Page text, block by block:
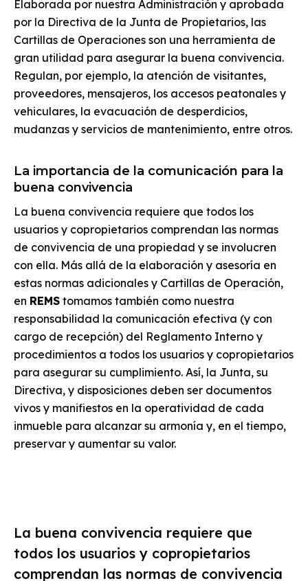
Elaborada por nuestra Administración y aprobada
por la Directiva de la Junta de Propietarios, las
Cartillas de Operaciones son una herramienta de
gran utilidad para asegurar la buena convivencia.
Regulan, por ejemplo, la atención de visitantes,
proveedores, mensajeros, los accesos peatonales y
vehiculares, la evacuación de desperdicios,
mudanzas y servicios de mantenimiento, entre otros.
La importancia de la comunicación para la
buena convivencia
La buena convivencia requiere que todos los
usuarios y copropietarios comprendan las normas
de convivencia de una propiedad y se involucren
con ella. Más allá de la elaboración y asesoría en
estas normas adicionales y Cartillas de Operación,
en REMS tomamos también como nuestra
responsabilidad la comunicación efectiva (y con
cargo de recepción) del Reglamento Interno y
procedimientos a todos los usuarios y copropietarios
para asegurar su cumplimiento. Así, la Junta, su
Directiva, y disposiciones deben ser documentos
vivos y manifiestos en la operatividad de cada
inmueble para alcanzar su armonía y, en el tiempo,
preservar y aumentar su valor.
La buena convivencia requiere que
todos los usuarios y copropietarios
comprendan las normas de convivencia